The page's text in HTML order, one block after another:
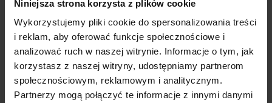
Niniejsza strona korzysta z plików cookie
Wykorzystujemy pliki cookie do spersonalizowania treści
i reklam, aby oferować funkcje społecznościowe i
analizować ruch w naszej witrynie. Informacje o tym, jak
korzystasz z naszej witryny, udostępniamy partnerom
społecznościowym, reklamowym i analitycznym.
Partnerzy mogą połączyć te informacje z innymi danymi
Agregat
Agro Sklep
Architektura ogrodowa
Bez kategorii
Brony polowe